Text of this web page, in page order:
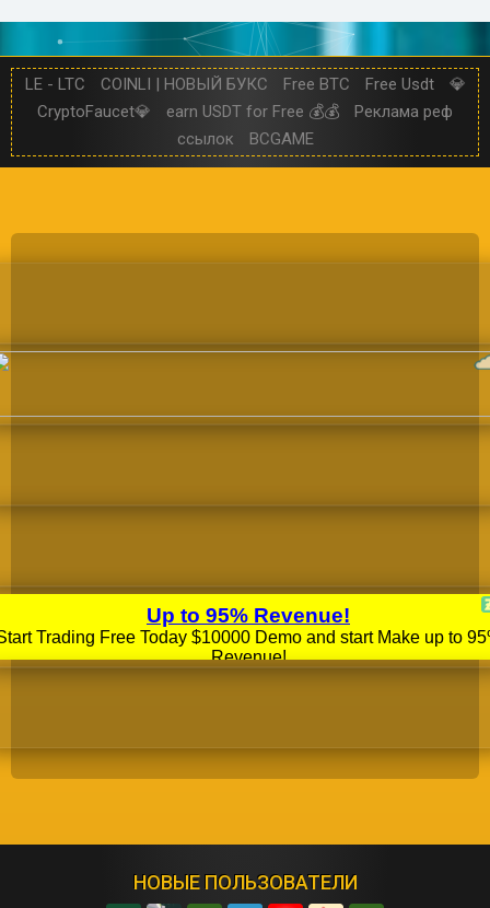
LE - LTC COINLI | НОВЫЙ БУКС Free BTC Free Usdt
💎
CryptoFaucet💎
earn USDT for Free 💰💰
Реклама реф
ссылок
BCGAME
НОВЫЕ ПОЛЬЗОВАТЕЛИ